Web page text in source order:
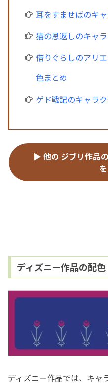
耳をすませばのキ
猫の恩返しのキャ
借りぐらしのアリ
色まとめ
ゲド戦記のキャラ
▶ 他の ジブリ作品
ディズニー作品の配色
ディズニー作品では、キャ